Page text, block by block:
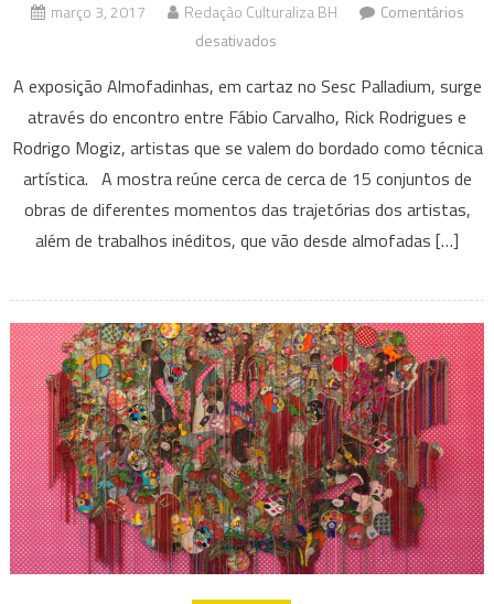
março 3, 2017 Redação Culturaliza BH
Comentários
desativados
no
Sesc
Palladium
A exposição Almofadinhas, em cartaz no Sesc Palladium, surge
através do encontro entre Fábio Carvalho, Rick Rodrigues e
Rodrigo Mogiz, artistas que se valem do bordado como técnica
artística. A mostra reúne cerca de cerca de 15 conjuntos de
obras de diferentes momentos das trajetórias dos artistas,
além de trabalhos inéditos, que vão desde almofadas […]